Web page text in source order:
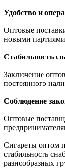
Удобство и
Оптовые
новыми партиями
Стабильность
Заключение
постоянного
Соблюдение
Оптовые
Сигареты оптом
стабильность
разнообразных